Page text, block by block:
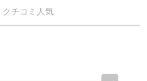
クチコミ人気